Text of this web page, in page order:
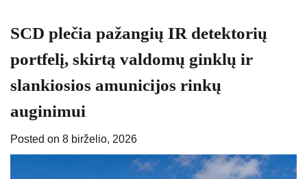
SCD plečia pažangių IR detektorių
portfelį, skirtą valdomų ginklų ir
slankiosios amunicijos rinkų
auginimui
Posted on 8 birželio, 2026